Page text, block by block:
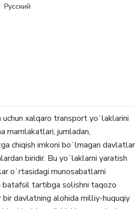
Русский
uchun xalqaro transport yoʻlaklarini
mamlakatlari, jumladan,
chiqish imkoni boʻlmagan davlatlar
biridir. Bu yoʻlaklarni yaratish
oʻrtasidagi munosabatlarni
batafsil tartibga solishni taqozo
bir davlatning alohida milliy-huquqiy